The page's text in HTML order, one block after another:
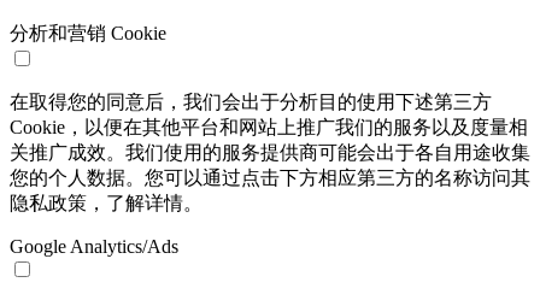
分析和营销 Cookie
在取得您的同意后，我们会出于分析目的使用下述第三方
Cookie，以便在其他平台和网站上推广我们的服务以及度量相
关推广成效。我们使用的服务提供商可能会出于各自用途收集
您的个人数据。您可以通过点击下方相应第三方的名称访问其
隐私政策，了解详情。
Google Analytics/Ads